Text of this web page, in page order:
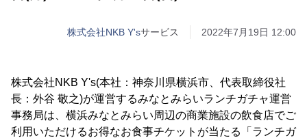
株式会社NKB Y'sサービス 2022年7月19日 12:00
株式会社NKB Y's(本社：神奈川県横浜市、代表取締役社
長：外谷 敬之)が運営するみなとみらいランチガチャ運営
事務局は、横浜みなとみらい周辺の商業施設の飲食店でご
利用いただけるお得なお食事チケットが当たる「ランチガ